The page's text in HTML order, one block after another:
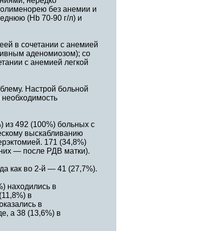
без анемии и
(Hb 70-90 г/л) и
в сочетании с анемией
аденомиозом); со
с анемией легкой
Настрой больной
из 492 (100%) больных с
выскабливанию
171 (34,8%)
— после РДВ матки).
как во 2-й — 41 (27,7%).
находились в
в
в
а 38 (13,6%) в